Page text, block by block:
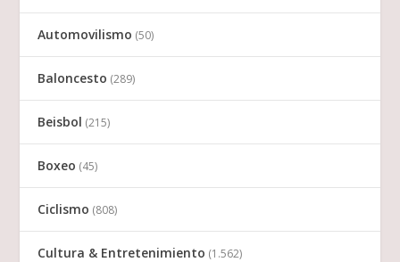
Automovilismo (50)
Baloncesto (289)
Beisbol (215)
Boxeo (45)
Ciclismo (808)
Cultura & Entretenimiento (1.562)